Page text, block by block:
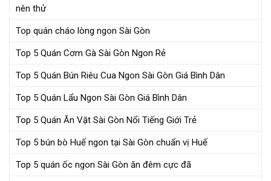
nên thử
Top quán cháo lòng ngon Sài Gòn
Top 5 Quán Cơm Gà Sài Gòn Ngon Rẻ
Top 5 Quán Bún Riêu Cua Ngon Sài Gòn Giá Bình Dân
Top 5 Quán Lẩu Ngon Sài Gòn Giá Bình Dân
Top 5 Quán Ăn Vặt Sài Gòn Nổi Tiếng Giới Trẻ
Top 5 bún bò Huế ngon tại Sài Gòn chuẩn vị Huế
Top 5 quán ốc ngon Sài Gòn ăn đêm cực đã